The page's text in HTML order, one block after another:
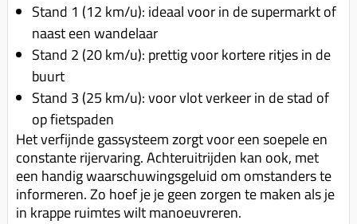
Stand 1 (12 km/u): ideaal voor in de supermarkt of
naast een wandelaar
Stand 2 (20 km/u): prettig voor kortere ritjes in de
buurt
Stand 3 (25 km/u): voor vlot verkeer in de stad of
op fietspaden
Het verfijnde gassysteem zorgt voor een soepele en
constante rijervaring. Achteruitrijden kan ook, met
een handig waarschuwingsgeluid om omstanders te
informeren. Zo hoef je je geen zorgen te maken als je
in krappe ruimtes wilt manoeuvreren.